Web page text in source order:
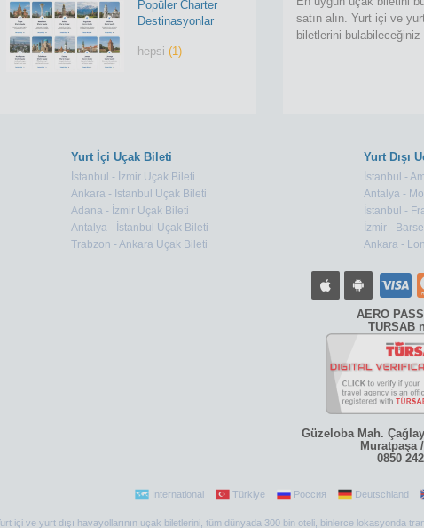
Popüler Charter
Destinasyonlar
hepsi(1)
satın alın. Yurt içi ve
biletlerini
Yurt İçi Uçak Bileti
İstanbul - İzmir Uçak Bileti
Ankara - İstanbul Uçak Bileti
Adana - İzmir Uçak Bileti
Antalya - İstanbul Uçak Bileti
Trabzon - Ankara Uçak Bileti
Yurt Dışı
İstanbul -
Antalya -
İstanbul -
İzmir -
Ankara -
AERO
TURSAB
Güzeloba Mah.
Muratpaşa
0850
International Türkiye Россия Deutschland
içi ve yurt dışı havayollarının uçak biletlerini, tüm dünyada 300 bin oteli, binlerce lokasyonda